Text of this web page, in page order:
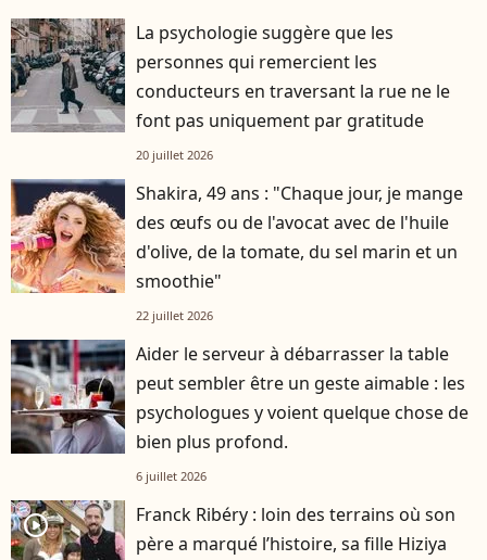
La psychologie suggère que les
personnes qui remercient les
conducteurs en traversant la rue ne le
font pas uniquement par gratitude
20 juillet 2026
Shakira, 49 ans : "Chaque jour, je mange
des œufs ou de l'avocat avec de l'huile
d'olive, de la tomate, du sel marin et un
smoothie"
22 juillet 2026
Aider le serveur à débarrasser la table
peut sembler être un geste aimable : les
psychologues y voient quelque chose de
bien plus profond.
6 juillet 2026
player2
Franck Ribéry : loin des terrains où son
père a marqué l’histoire, sa fille Hiziya